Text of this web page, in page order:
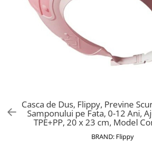
Tricicluri cargo fara permis
Tricicluri persoane
Trotinete electrice
Biciclete, trotinete, triciclete
Motoburghie si accesorii
Accesorii motoburghie
Casca de Dus, Flippy, Previne
Samponului pe Fata, 0-12 Ani,
TPE+PP, 20 x 23 cm, Model
BRAND: Flippy